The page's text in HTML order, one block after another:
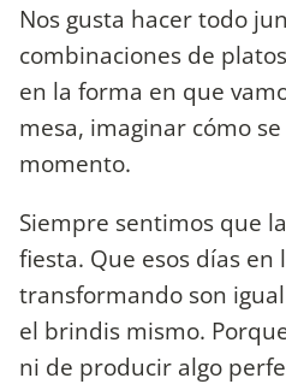
Nos gusta hacer todo
combinaciones de
en la forma en que
mesa, imaginar cómo
momento.
Siempre sentimos que
fiesta. Que esos días en
transformando son
el brindis mismo.
ni de producir algo